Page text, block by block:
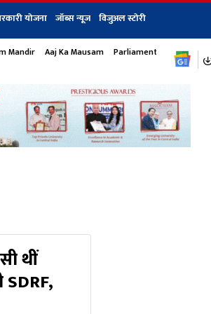
योजना जॉब्स न्यूज विजुअल स्टोरी
एंटरटेनमेंट खेल जॉब्स
Mandir Aaj Ka Mausam Parliament Monsoon
थीं